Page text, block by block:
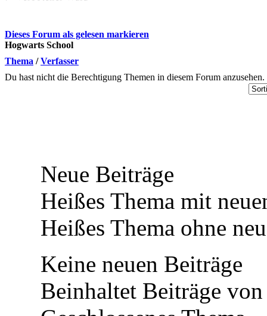
Dieses Forum als gelesen markieren
Hogwarts School
Thema /Verfasser
Du hast nicht die Berechtigung Themen in diesem Forum anzusehen.
Neue Beiträge
Heißes Thema mit
Heißes Thema ohne
Keine neuen Beiträge
Beinhaltet Beiträge